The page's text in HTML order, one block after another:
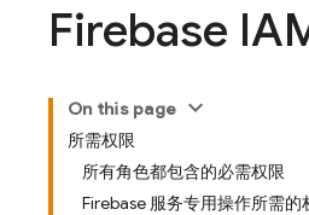
Firebase
On this page
所需权限
所有角色都包含的必需权限
Firebase 服务专用操作所需的